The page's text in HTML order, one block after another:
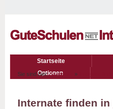
Startseite
Optionen
Sie sind hier:Startseite »
Internate finden in